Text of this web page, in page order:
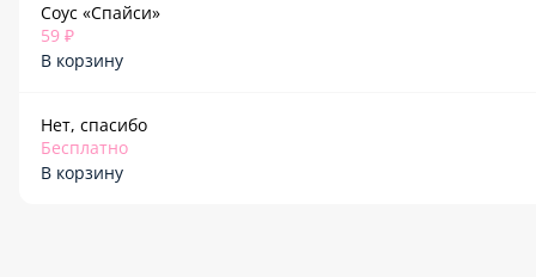
Соус «Спайси»
59 ₽
В корзину
Нет, спасибо
Бесплатно
В корзину